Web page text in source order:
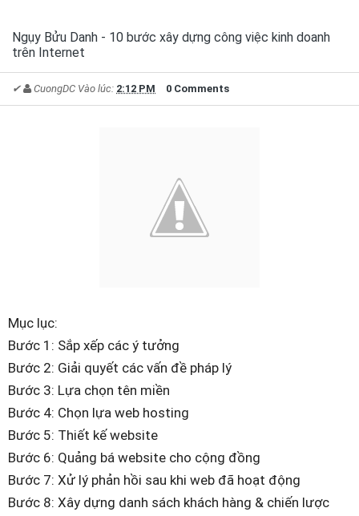
Ngụy Bửu Danh - 10 bước xây dựng công việc kinh doanh
trên Internet
✔ CuongDC Vào lúc: 2:12 PM 0 Comments
Mục lục:
Bước 1: Sắp xếp các ý tưởng
Bước 2: Giải quyết các vấn đề pháp lý
Bước 3: Lựa chọn tên miền
Bước 4: Chọn lựa web hosting
Bước 5: Thiết kế website
Bước 6: Quảng bá website cho cộng đồng
Bước 7: Xử lý phản hồi sau khi web đã hoạt động
Bước 8: Xây dựng danh sách khách hàng & chiến lược